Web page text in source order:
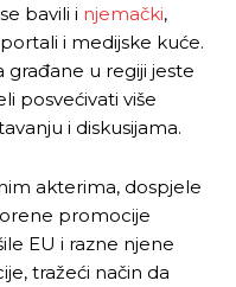
bavili i njemački,
i medijske kuće.
građane u regiji jeste
posvećivati više
i diskusijama.
akterima, dospjele
promocije
EU i razne njene
tražeći način da